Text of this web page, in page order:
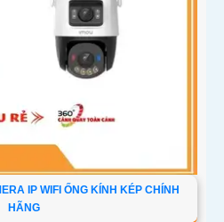
IP WIFI ỐNG KÍNH KÉP CHÍNH
HÃNG